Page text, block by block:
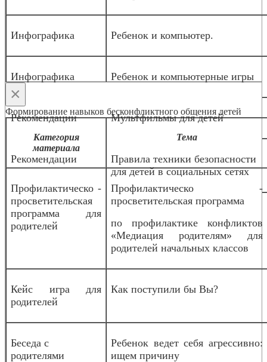
Инфографика Ребенок и компьютер.
Инфографика Ребенок и компьютерные игры
Рекомендации Мультфильмы для детей
Рекомендации
Правила техники безопасности
для детей в социальных сетях
×
Формирование навыков бесконфликтного общения детей
Категория
материала
Тема
Профилактическо -
просветительская
программа для
родителей
Профилактическо -
просветительская программа
по профилактике конфликтов
«Медиация родителям» для
родителей начальных классов
Кейс игра для
родителей
Как поступили бы Вы?
Беседа с
родителями
Ребенок ведет себя агрессивно:
ищем причину